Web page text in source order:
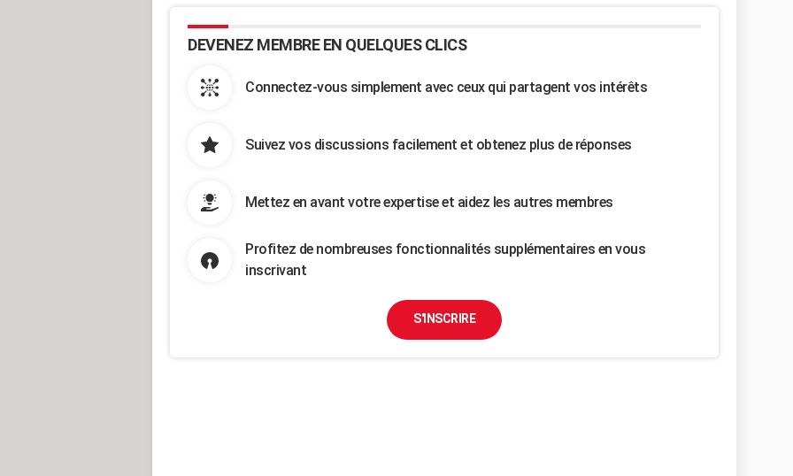
DEVENEZ MEMBRE EN QUELQUES CLICS
Connectez-vous simplement avec ceux qui partagent vos intérêts
Suivez vos discussions facilement et obtenez plus de réponses
Mettez en avant votre expertise et aidez les autres membres
Profitez de nombreuses fonctionnalités supplémentaires en vous
inscrivant
S'INSCRIRE